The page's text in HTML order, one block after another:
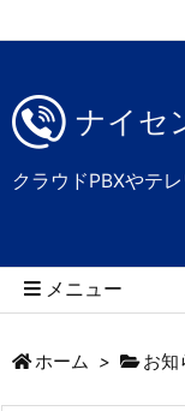
ナイセ
クラウドPBXやテ
メニュー
ホーム > お知